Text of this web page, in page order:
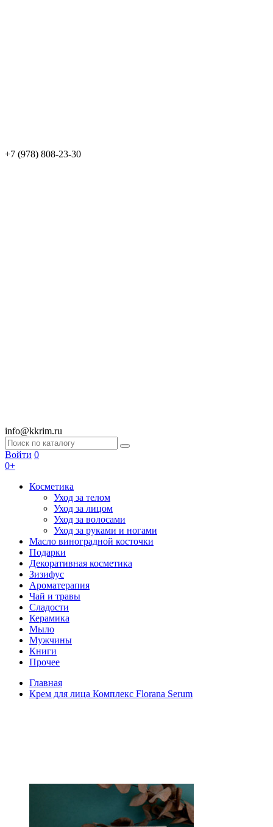
+7 (978) 808-23-30
info@kkrim.ru
Войти 0
0+
Косметика
Уход за телом
Уход за лицом
Уход за волосами
Уход за руками и ногами
Масло виноградной косточки
Подарки
Декоративная косметика
Зизифус
Ароматерапия
Чай и травы
Сладости
Керамика
Мыло
Мужчины
Книги
Прочее
Главная
Крем для лица Комплекс Florana Serum